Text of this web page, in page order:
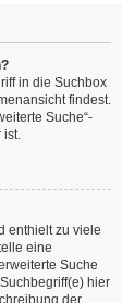
in die Suchbox
findest.
Suche“-
ist.
enthielt zu viele
eine
Suche
hier
der